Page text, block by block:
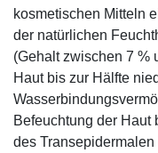
kosmetischen Mitteln
der natürlichen
(Gehalt zwischen 7 %
Haut bis zur Hälfte
Befeuchtung der Haut
des